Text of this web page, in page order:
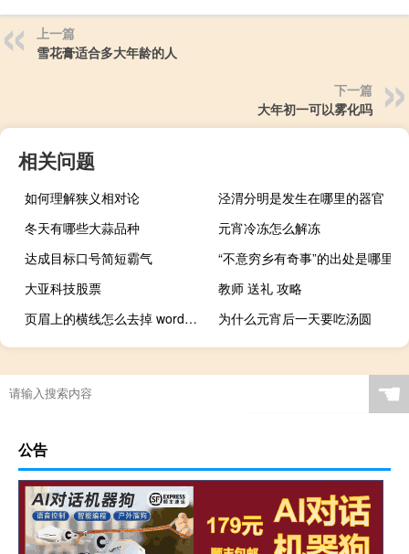
上一篇
雪花膏适合多大年龄的人
下一篇
大年初一可以雾化吗
相关问题
如何理解狭义相对论
泾渭分明是发生在哪里的器官
冬天有哪些大蒜品种
元宵冷冻怎么解冻
达成目标口号简短霸气
“不意穷乡有奇事”的出处是哪里
大亚科技股票
教师 送礼 攻略
页眉上的横线怎么去掉 word2003 word2007
为什么元宵后一天要吃汤圆
☚
公告